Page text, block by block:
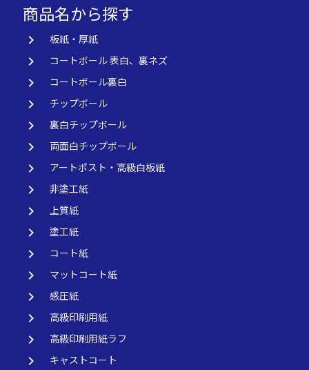
商品名から探す
keyboard_arrow_right 板紙・厚紙
keyboard_arrow_right コートボール 表白、裏ネズ
keyboard_arrow_right コートボール裏白
keyboard_arrow_right チップボール
keyboard_arrow_right 裏白チップボール
keyboard_arrow_right 両面白チップボール
keyboard_arrow_right アートポスト・高級白板紙
keyboard_arrow_right 非塗工紙
keyboard_arrow_right 上質紙
keyboard_arrow_right 塗工紙
keyboard_arrow_right コート紙
keyboard_arrow_right マットコート紙
keyboard_arrow_right 感圧紙
keyboard_arrow_right 高級印刷用紙
keyboard_arrow_right 高級印刷用紙ラフ
keyboard_arrow_right キャストコート